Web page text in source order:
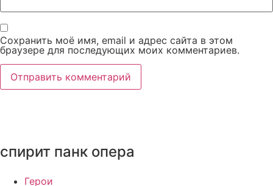
Сохранить моё имя, email и адрес сайта в этом
браузере для последующих моих комментариев.
спирит панк опера
Герои